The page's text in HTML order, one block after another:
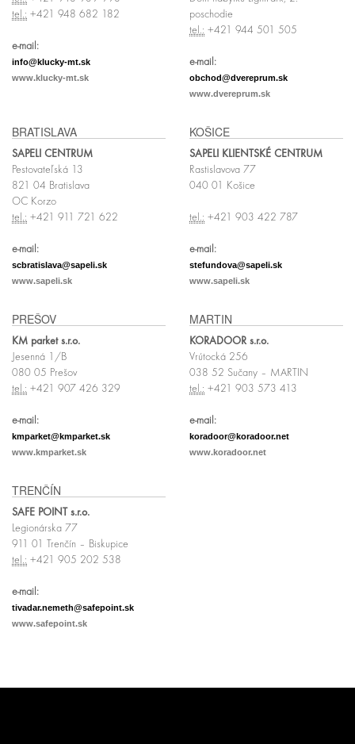
tel.: +421 948 682 182
e-mail:
info@klucky-mt.sk
www.klucky-mt.sk
poschodie
tel.: +421 944 501 505
e-mail:
obchod@dvereprum.sk
www.dvereprum.sk
BRATISLAVA
SAPELI CENTRUM
Pestovateľská 13
821 04 Bratislava
OC Korzo
tel.: +421 911 721 622
e-mail:
scbratislava@sapeli.sk
www.sapeli.sk
KOŠICE
SAPELI KLIENTSKÉ CENTRUM
Rastislavova 77
040 01 Košice
tel.: +421 903 422 787
e-mail:
stefundova@sapeli.sk
www.sapeli.sk
PREŠOV
KM parket s.r.o.
Jesenná 1/B
080 05 Prešov
tel.: +421 907 426 329
e-mail:
kmparket@kmparket.sk
www.kmparket.sk
MARTIN
KORADOOR s.r.o.
Vrútocká 256
038 52 Sučany – MARTIN
tel.: +421 903 573 413
e-mail:
koradoor@koradoor.net
www.koradoor.net
TRENČÍN
SAFE POINT s.r.o.
Legionárska 77
911 01 Trenčín – Biskupice
tel.: +421 905 202 538
e-mail:
tivadar.nemeth@safepoint.sk
www.safepoint.sk